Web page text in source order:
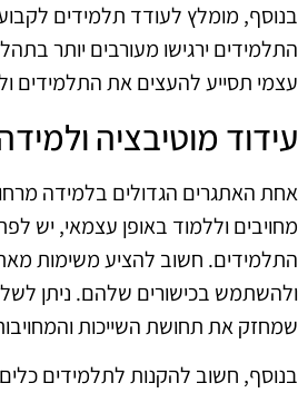
בנוסף, מומלץ לעודד תלמידים
התלמידים ירגישו מעורבים יותר
עצמי תסייע להעצים את התלמידים
עידוד מוטיבציה
אחת האתגרים הגדולים בלמידה
מחויבים וללמוד באופן עצמאי, יש
התלמידים. חשוב להציע משימות
ולהשתמש בכישורים שלהם. ניתן
שמחזק את תחושת השייכות
בנוסף, חשוב להקנות לתלמידים כלים